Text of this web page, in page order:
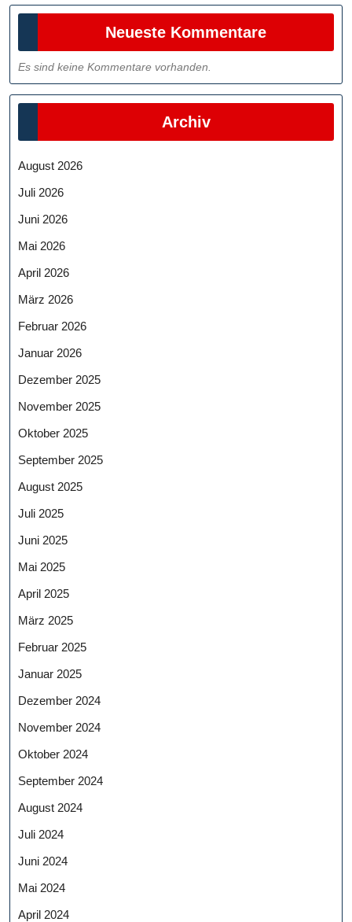
Neueste Kommentare
Es sind keine Kommentare vorhanden.
Archiv
August 2026
Juli 2026
Juni 2026
Mai 2026
April 2026
März 2026
Februar 2026
Januar 2026
Dezember 2025
November 2025
Oktober 2025
September 2025
August 2025
Juli 2025
Juni 2025
Mai 2025
April 2025
März 2025
Februar 2025
Januar 2025
Dezember 2024
November 2024
Oktober 2024
September 2024
August 2024
Juli 2024
Juni 2024
Mai 2024
April 2024